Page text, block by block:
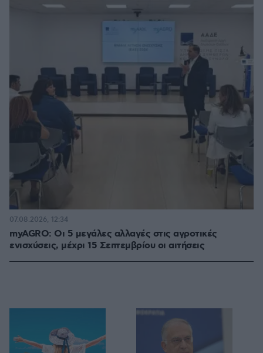
myAGRO: Οι 5 μεγάλες αλλαγές στις αγροτικές
ενισχύσεις, μέχρι 15 Σεπτεμβρίου οι αιτήσεις
07.08.2026, 12:34